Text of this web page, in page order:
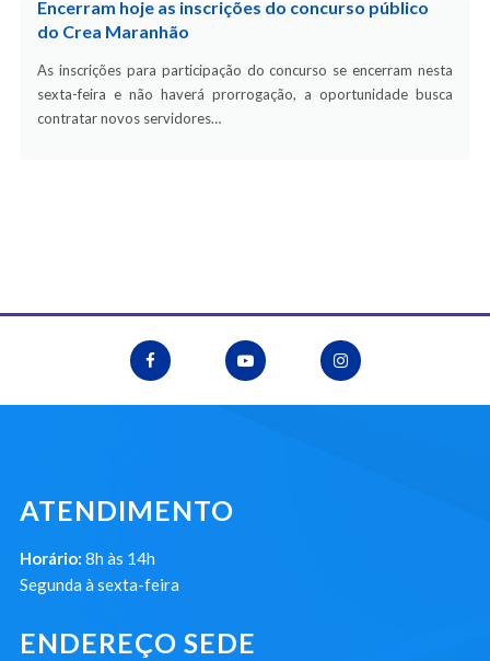
Encerram hoje as inscrições do concurso público
do Crea Maranhão
As inscrições para participação do concurso se encerram nesta
sexta-feira e não haverá prorrogação, a oportunidade busca
contratar novos servidores…
ATENDIMENTO
Horário: 8h às 14h
Segunda à sexta-feira
ENDEREÇO SEDE